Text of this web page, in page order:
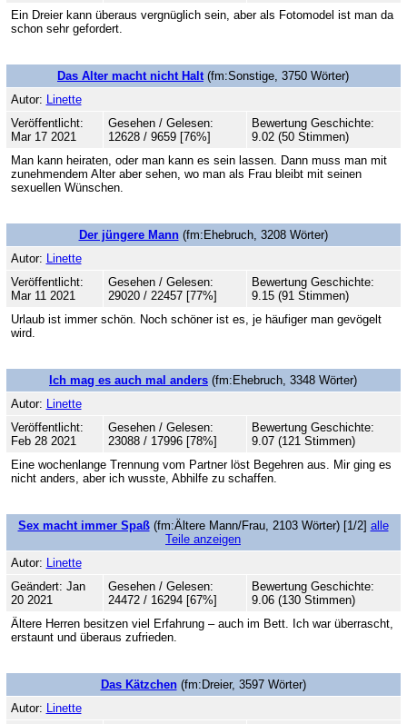
Ein Dreier kann überaus vergnüglich sein, aber als Fotomodel ist man da
schon sehr gefordert.
Das Alter macht nicht Halt(fm:Sonstige, 3750 Wörter)
Autor: Linette
Veröffentlicht:
Mar 17 2021
Gesehen / Gelesen:
12628 / 9659 [76%]
Bewertung Geschichte:
9.02 (50 Stimmen)
Man kann heiraten, oder man kann es sein lassen. Dann muss man mit
zunehmendem Alter aber sehen, wo man als Frau bleibt mit seinen
sexuellen Wünschen.
Der jüngere Mann(fm:Ehebruch, 3208 Wörter)
Autor: Linette
Veröffentlicht:
Mar 11 2021
Gesehen / Gelesen:
29020 / 22457 [77%]
Bewertung Geschichte:
9.15 (91 Stimmen)
Urlaub ist immer schön. Noch schöner ist es, je häufiger man gevögelt
wird.
Ich mag es auch mal anders (fm:Ehebruch, 3348 Wörter)
Autor: Linette
Veröffentlicht:
Feb 28 2021
Gesehen / Gelesen:
23088 / 17996 [78%]
Bewertung Geschichte:
9.07 (121 Stimmen)
Eine wochenlange Trennung vom Partner löst Begehren aus. Mir ging es
nicht anders, aber ich wusste, Abhilfe zu schaffen.
Sex macht immer Spaß(fm:Ältere Mann/Frau, 2103 Wörter) [1/2] alle
Teile anzeigen
Autor: Linette
Geändert: Jan
20 2021
Gesehen / Gelesen:
24472 / 16294 [67%]
Bewertung Geschichte:
9.06 (130 Stimmen)
Ältere Herren besitzen viel Erfahrung – auch im Bett. Ich war überrascht,
erstaunt und überaus zufrieden.
Das Kätzchen(fm:Dreier, 3597 Wörter)
Autor: Linette